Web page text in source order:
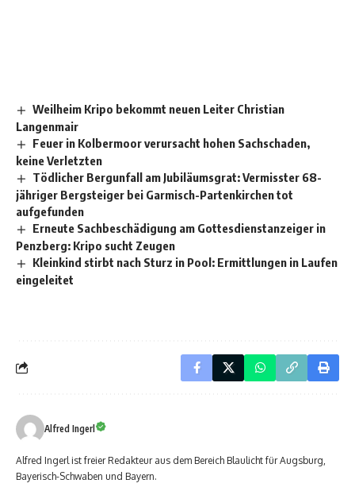
Weilheim Kripo bekommt neuen Leiter Christian
Langenmair
Feuer in Kolbermoor verursacht hohen Sachschaden,
keine Verletzten
Tödlicher Bergunfall am Jubiläumsgrat: Vermisster 68-
jähriger Bergsteiger bei Garmisch-Partenkirchen tot
aufgefunden
Erneute Sachbeschädigung am Gottesdienstanzeiger in
Penzberg: Kripo sucht Zeugen
Kleinkind stirbt nach Sturz in Pool: Ermittlungen in Laufen
eingeleitet
Alfred Ingerl
Alfred Ingerl ist freier Redakteur aus dem Bereich Blaulicht für Augsburg,
Bayerisch-Schwaben und Bayern.